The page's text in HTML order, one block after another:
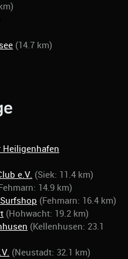
(14.7 km)
Heiligenhafen
e.V. (Siek: 11.4 km)
14.9 km)
(Fehmarn: 16.4 km)
(Hohwacht: 19.2 km)
(Kellenhusen: 23.1
(Neustadt: 32.1 km)